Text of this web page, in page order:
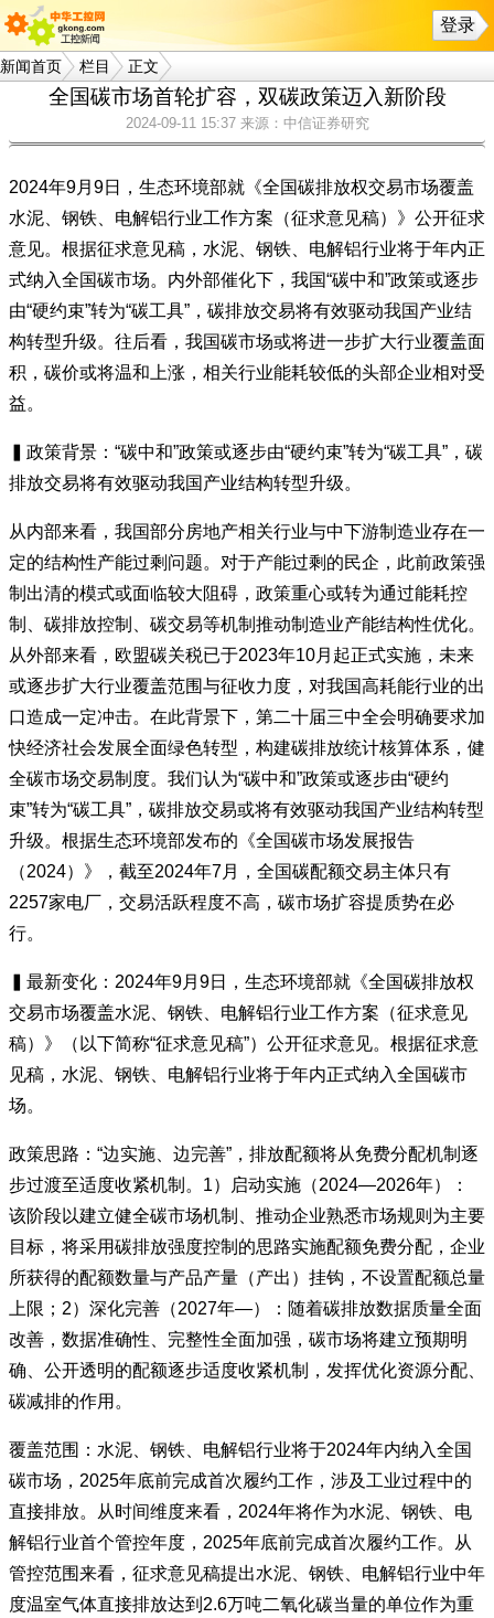
登录
新闻首页 栏目 正文
全国碳市场首轮扩容，双碳政策迈入新阶段
2024-09-11 15:37 来源：中信证券研究
2024年9月9日，生态环境部就《全国碳排放权交易市场覆盖
水泥、钢铁、电解铝行业工作方案（征求意见稿）》公开征求
意见。根据征求意见稿，水泥、钢铁、电解铝行业将于年内正
式纳入全国碳市场。内外部催化下，我国“碳中和”政策或逐步
由“硬约束”转为“碳工具”，碳排放交易将有效驱动我国产业结
构转型升级。往后看，我国碳市场或将进一步扩大行业覆盖面
积，碳价或将温和上涨，相关行业能耗较低的头部企业相对受
益。
▍政策背景：“碳中和”政策或逐步由“硬约束”转为“碳工具”，碳
排放交易将有效驱动我国产业结构转型升级。
从内部来看，我国部分房地产相关行业与中下游制造业存在一
定的结构性产能过剩问题。对于产能过剩的民企，此前政策强
制出清的模式或面临较大阻碍，政策重心或转为通过能耗控
制、碳排放控制、碳交易等机制推动制造业产能结构性优化。
从外部来看，欧盟碳关税已于2023年10月起正式实施，未来
或逐步扩大行业覆盖范围与征收力度，对我国高耗能行业的出
口造成一定冲击。在此背景下，第二十届三中全会明确要求加
快经济社会发展全面绿色转型，构建碳排放统计核算体系，健
全碳市场交易制度。我们认为“碳中和”政策或逐步由“硬约
束”转为“碳工具”，碳排放交易或将有效驱动我国产业结构转型
升级。根据生态环境部发布的《全国碳市场发展报告
（2024）》，截至2024年7月，全国碳配额交易主体只有
2257家电厂，交易活跃程度不高，碳市场扩容提质势在必
行。
▍最新变化：2024年9月9日，生态环境部就《全国碳排放权
交易市场覆盖水泥、钢铁、电解铝行业工作方案（征求意见
稿）》（以下简称“征求意见稿”）公开征求意见。根据征求意
见稿，水泥、钢铁、电解铝行业将于年内正式纳入全国碳市
场。
政策思路：“边实施、边完善”，排放配额将从免费分配机制逐
步过渡至适度收紧机制。1）启动实施（2024—2026年）：
该阶段以建立健全碳市场机制、推动企业熟悉市场规则为主要
目标，将采用碳排放强度控制的思路实施配额免费分配，企业
所获得的配额数量与产品产量（产出）挂钩，不设置配额总量
上限；2）深化完善（2027年—）：随着碳排放数据质量全面
改善，数据准确性、完整性全面加强，碳市场将建立预期明
确、公开透明的配额逐步适度收紧机制，发挥优化资源分配、
碳减排的作用。
覆盖范围：水泥、钢铁、电解铝行业将于2024年内纳入全国
碳市场，2025年底前完成首次履约工作，涉及工业过程中的
直接排放。从时间维度来看，2024年将作为水泥、钢铁、电
解铝行业首个管控年度，2025年底前完成首次履约工作。从
管控范围来看，征求意见稿提出水泥、钢铁、电解铝行业中年
度温室气体直接排放达到2.6万吨二氧化碳当量的单位作为重